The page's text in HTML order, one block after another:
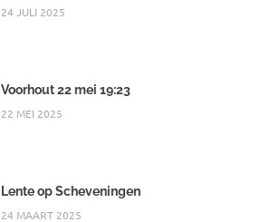
24 JULI 2025
Voorhout 22 mei 19:23
22 MEI 2025
Lente op Scheveningen
24 MAART 2025